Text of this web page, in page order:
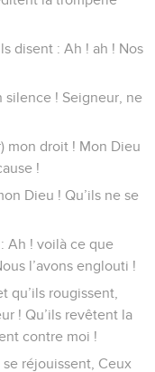
disent : Ah ! ah ! Nos
silence ! Seigneur, ne
mon droit ! Mon Dieu
!
Dieu ! Qu’ils ne se
Ah ! voilà ce que
l’avons englouti !
qu’ils rougissent,
! Qu’ils revêtent la
contre moi !
se réjouissent, Ceux